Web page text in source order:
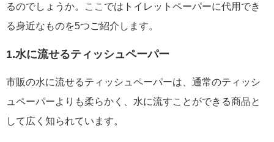
るのでしょうか。ここではトイレットペーパーに代用でき
る身近なものを5つご紹介します。
1.水に流せるティッシュペーパー
市販の水に流せるティッシュペーパーは、通常のティッシ
ュペーパーよりも柔らかく、水に流すことができる商品と
して広く知られています。